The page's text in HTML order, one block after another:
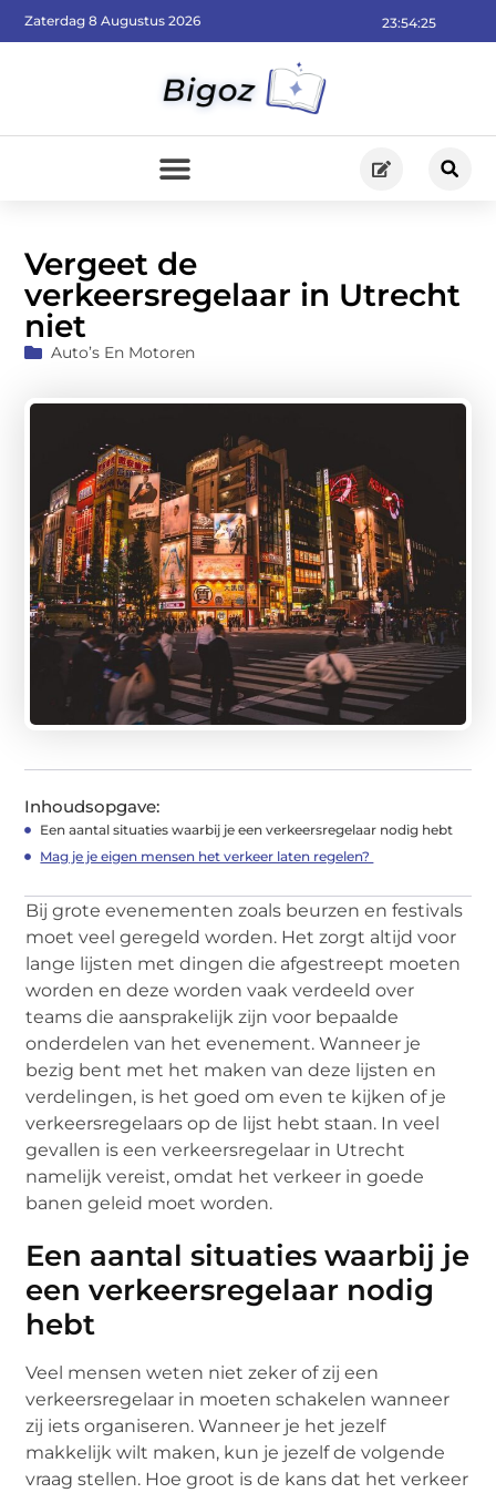
23:54:27
Zaterdag 8 Augustus 2026
Vergeet de
verkeersregelaar in Utrecht
niet
Auto’s En Motoren
Inhoudsopgave:
Een aantal situaties waarbij je een verkeersregelaar nodig hebt
Mag je je eigen mensen het verkeer laten regelen?
Bij grote evenementen zoals beurzen en festivals
moet veel geregeld worden. Het zorgt altijd voor
lange lijsten met dingen die afgestreept moeten
worden en deze worden vaak verdeeld over
teams die aansprakelijk zijn voor bepaalde
onderdelen van het evenement. Wanneer je
bezig bent met het maken van deze lijsten en
verdelingen, is het goed om even te kijken of je
verkeersregelaars op de lijst hebt staan. In veel
gevallen is een verkeersregelaar in Utrecht
namelijk vereist, omdat het verkeer in goede
banen geleid moet worden.
Een aantal situaties waarbij je
een verkeersregelaar nodig
hebt
Veel mensen weten niet zeker of zij een
verkeersregelaar in moeten schakelen wanneer
zij iets organiseren. Wanneer je het jezelf
makkelijk wilt maken, kun je jezelf de volgende
vraag stellen. Hoe groot is de kans dat het verkeer